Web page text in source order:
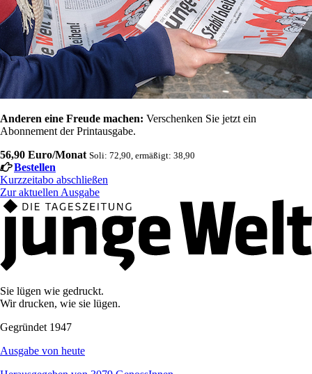
Anderen eine Freude machen: Verschenken Sie jetzt ein
Abonnement der Printausgabe.
56,90 Euro/Monat Soli: 72,90, ermäßigt: 38,90
Bestellen
Kurzzeitabo abschließen
Zur aktuellen Ausgabe
Sie lügen wie gedruckt.
Wir drucken, wie sie lügen.
Gegründet 1947
Ausgabe von heute